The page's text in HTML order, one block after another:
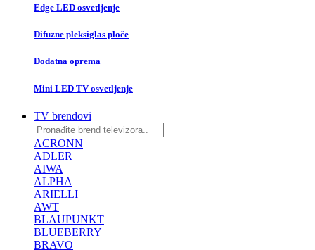
Edge LED osvetljenje
Difuzne pleksiglas ploče
Dodatna oprema
Mini LED TV osvetljenje
TV brendovi
ACRONN
ADLER
AIWA
ALPHA
ARIELLI
AWT
BLAUPUNKT
BLUEBERRY
BRAVO